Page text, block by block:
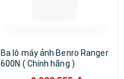
Ba lô máy ảnh Benro Ranger
600N ( Chính hãng )